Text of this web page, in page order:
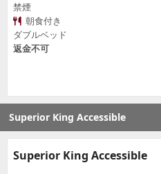
禁煙
朝食付き
ダブルベッド
返金不可
Superior King Accessible
Superior King Accessible